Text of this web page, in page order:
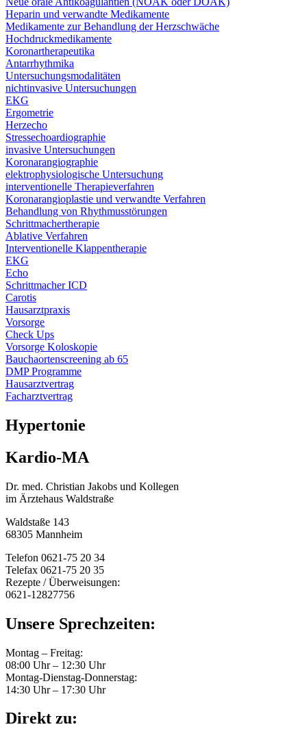
Heparin und verwandte Medikamente
Medikamente zur Behandlung der Herzschwäche
Hochdruckmedikamente
Koronartherapeutika
Antarrhythmika
Untersuchungsmodalitäten
nichtinvasive Untersuchungen
EKG
Ergometrie
Herzecho
Stressechoardiographie
invasive Untersuchungen
Koronarangiographie
elektrophysiologische Untersuchung
interventionelle Therapieverfahren
Koronarangioplastie und verwandte Verfahren
Behandlung von Rhythmusstörungen
Schrittmachertherapie
Ablative Verfahren
Interventionelle Klappentherapie
EKG
Echo
Schrittmacher ICD
Carotis
Hausarztpraxis
Vorsorge
Check Ups
Vorsorge Koloskopie
Bauchaortenscreening ab 65
DMP Programme
Hausarztvertrag
Facharztvertrag
Hypertonie
Kardio-MA
Dr. med. Christian Jakobs und Kollegen
im Ärztehaus Waldstraße
Waldstaße 143
68305 Mannheim
Telefon 0621-75 20 34
Telefax 0621-75 20 35
Rezepte / Überweisungen:
0621-12827756
Unsere Sprechzeiten:
Montag – Freitag:
08:00 Uhr – 12:30 Uhr
Montag-Dienstag-Donnerstag:
14:30 Uhr – 17:30 Uhr
Direkt zu: